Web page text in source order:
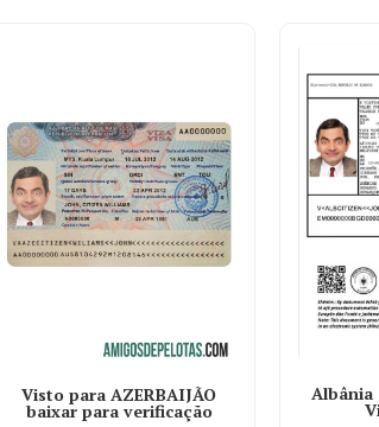
Visto para AZERBAIJÃO
baixar para verificação
Albânia